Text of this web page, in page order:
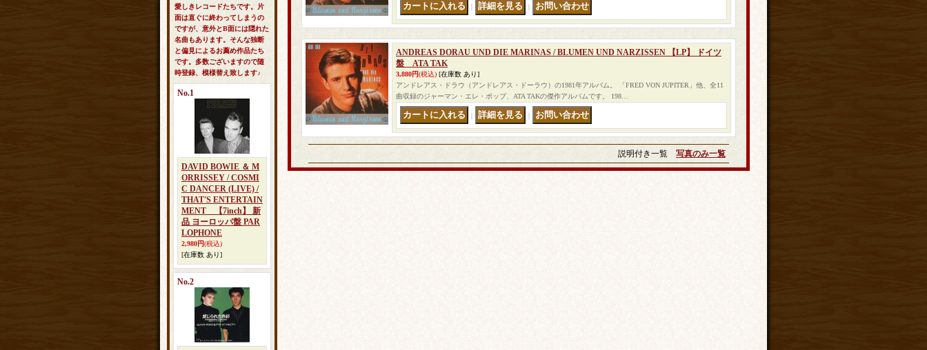
愛しきレコードたちです。片
面は直ぐに終わってしまうの
ですが、意外とB面には隠れた
名曲もあります。そんな独断
と偏見によるお薦め作品たち
です。多数ございますので随
時登録、模様替え致します♪
No.1
DAVID BOWIE ＆ M
ORRISSEY / COSMI
C DANCER (LIVE) /
THAT'S ENTERTAIN
MENT 【7inch】 新
品 ヨーロッパ盤 PAR
LOPHONE
2,980円(税込)
[在庫数 あり]
No.2
ANDREAS DORAU UND DIE MARINAS / BLUMEN UND NARZISSEN 【LP】 ドイツ
盤 ATA TAK
3,880円(税込) [在庫数 あり]
アンドレアス・ドラウ（アンドレアス・ドーラウ）の1981年アルバム。 「FRED VON JUPITER」他、全11
曲収録のジャーマン・エレ・ポップ、ATA TAKの傑作アルバムです。 198…
説明付き一覧 写真のみ一覧